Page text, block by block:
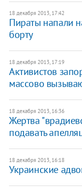
18 декабря 2013, 17:42
Пираты напали
борту
18 декабря 2013, 17:19
Активистов
массово
18 декабря 2013, 16:36
Жертва
подавать
18 декабря 2013, 16:18
Украинские